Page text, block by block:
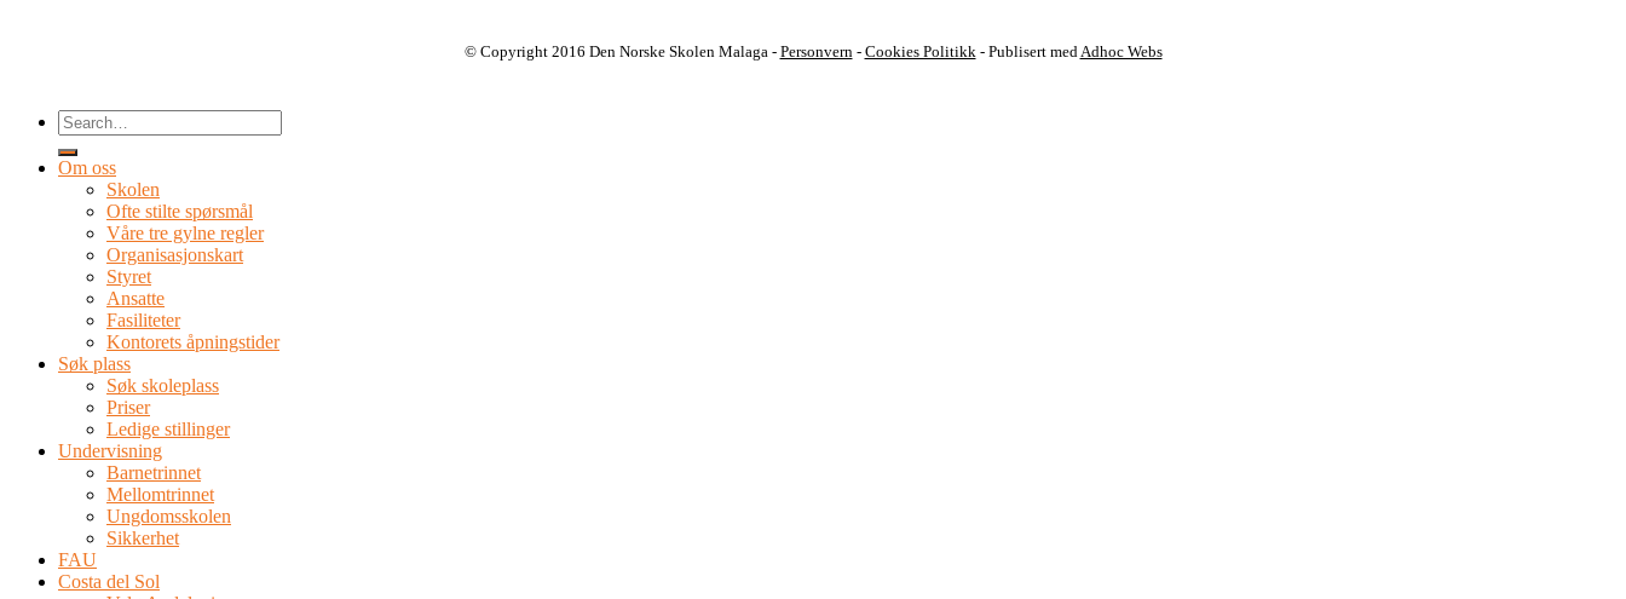
© Copyright 2016 Den Norske Skolen Malaga - Personvern - Cookies Politikk - Publisert med Adhoc Webs
Om oss
Skolen
Ofte stilte spørsmål
Våre tre gylne regler
Organisasjonskart
Styret
Ansatte
Fasiliteter
Kontorets åpningstider
Søk plass
Søk skoleplass
Priser
Ledige stillinger
Undervisning
Barnetrinnet
Mellomtrinnet
Ungdomsskolen
Sikkerhet
FAU
Costa del Sol